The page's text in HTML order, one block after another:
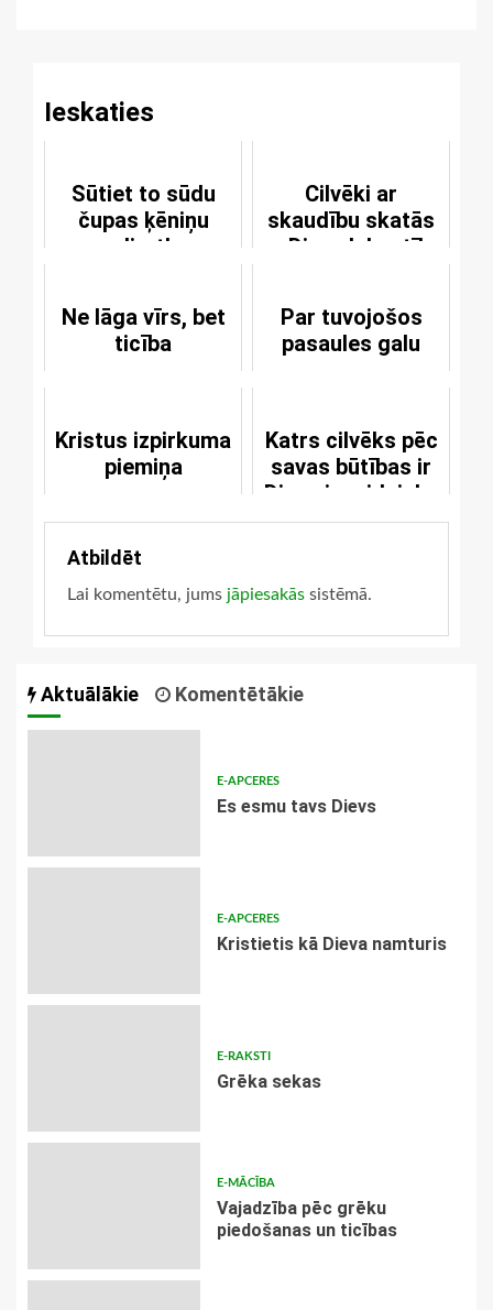
Ieskaties
Sūtiet to sūdu
čupas ķēniņu
dirst!
Cilvēki ar
skaudību skatās
uz Dieva labestību
Ne lāga vīrs, bet
ticība
Par tuvojošos
pasaules galu
Kristus izpirkuma
piemiņa
Katrs cilvēks pēc
savas būtības ir
Dieva ienaidnieks
Atbildēt
Lai komentētu, jums jāpiesakās sistēmā.
Aktuālākie Komentētākie
E-APCERES
Es esmu tavs Dievs
E-APCERES
Kristietis kā Dieva namturis
E-RAKSTI
Grēka sekas
E-MĀCĪBA
Vajadzība pēc grēku
piedošanas un ticības